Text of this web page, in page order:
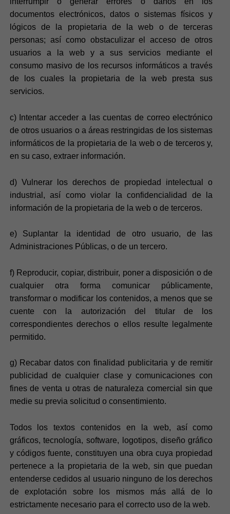
documentos electrónicos, datos o sistemas físicos y
lógicos de la propietaria de la web o de terceras
personas; así como obstaculizar el acceso de otros
usuarios a la web y a sus servicios mediante el
consumo masivo de los recursos informáticos a través
de los cuales la propietaria de la web presta sus
servicios.
c) Intentar acceder a las cuentas de correo electrónico
de otros usuarios o a áreas restringidas de los sistemas
informáticos de la propietaria de la web o de terceros y,
en su caso, extraer información.
d) Vulnerar los derechos de propiedad intelectual o
industrial, así como violar la confidencialidad de la
información de la propietaria de la web o de terceros.
e) Suplantar la identidad de otro usuario, de las
Administraciones Públicas, o de un tercero.
f) Reproducir, copiar, distribuir, poner a disposición o de
cualquier otra forma comunicar públicamente,
transformar o modificar los contenidos, a menos que se
cuente con la autorización del titular de los
correspondientes derechos o ellos resulte legalmente
permitido.
g) Recabar datos con finalidad publicitaria y de remitir
publicidad de cualquier clase y comunicaciones con
fines de venta u otras de naturaleza comercial sin que
medie su previa solicitud o consentimiento.
Todos los textos contenidos en la web, así como
gráficos, tecnología, software, logotipos, diseño gráfico
y códigos fuente, constituyen una obra cuya propiedad
pertenece a la propietaria de la web, sin que puedan
entenderse cedidos al usuario ninguno de los derechos
de explotación sobre los mismos más allá de lo
estrictamente necesario para el correcto uso de la web.